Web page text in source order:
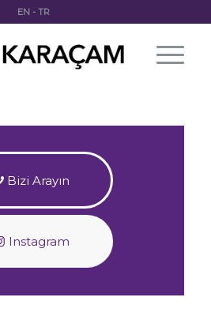
EN -TR
Bizi Arayın
Instagram